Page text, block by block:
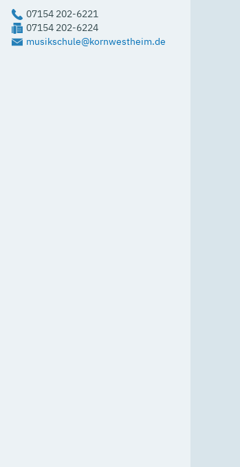
musikschule@kornwestheim.de
07154 202-6221
07154 202-6224